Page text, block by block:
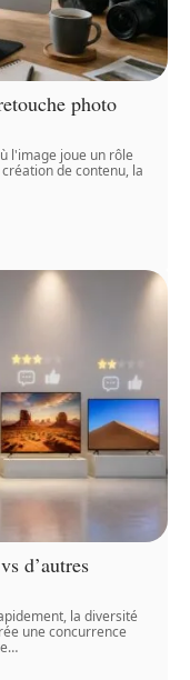
photo
l'image joue un rôle
de contenu, la
d’autres
la diversité
une concurrence
…